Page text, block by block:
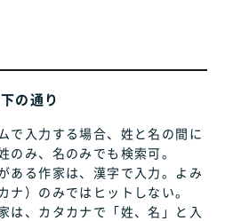
の通り
で入力する場合、姓と名の間に
のみ、名のみでも検索可。
ある作家は、漢字で入力。よみ
ナ）のみではヒットしない。
は、カタカナで「姓、名」と入